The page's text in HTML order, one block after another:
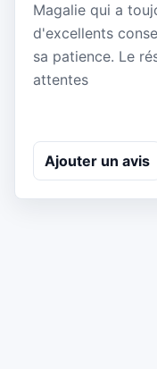
Magalie qui a
d'excellents
sa patience. Le
attentes
Ajouter un avis